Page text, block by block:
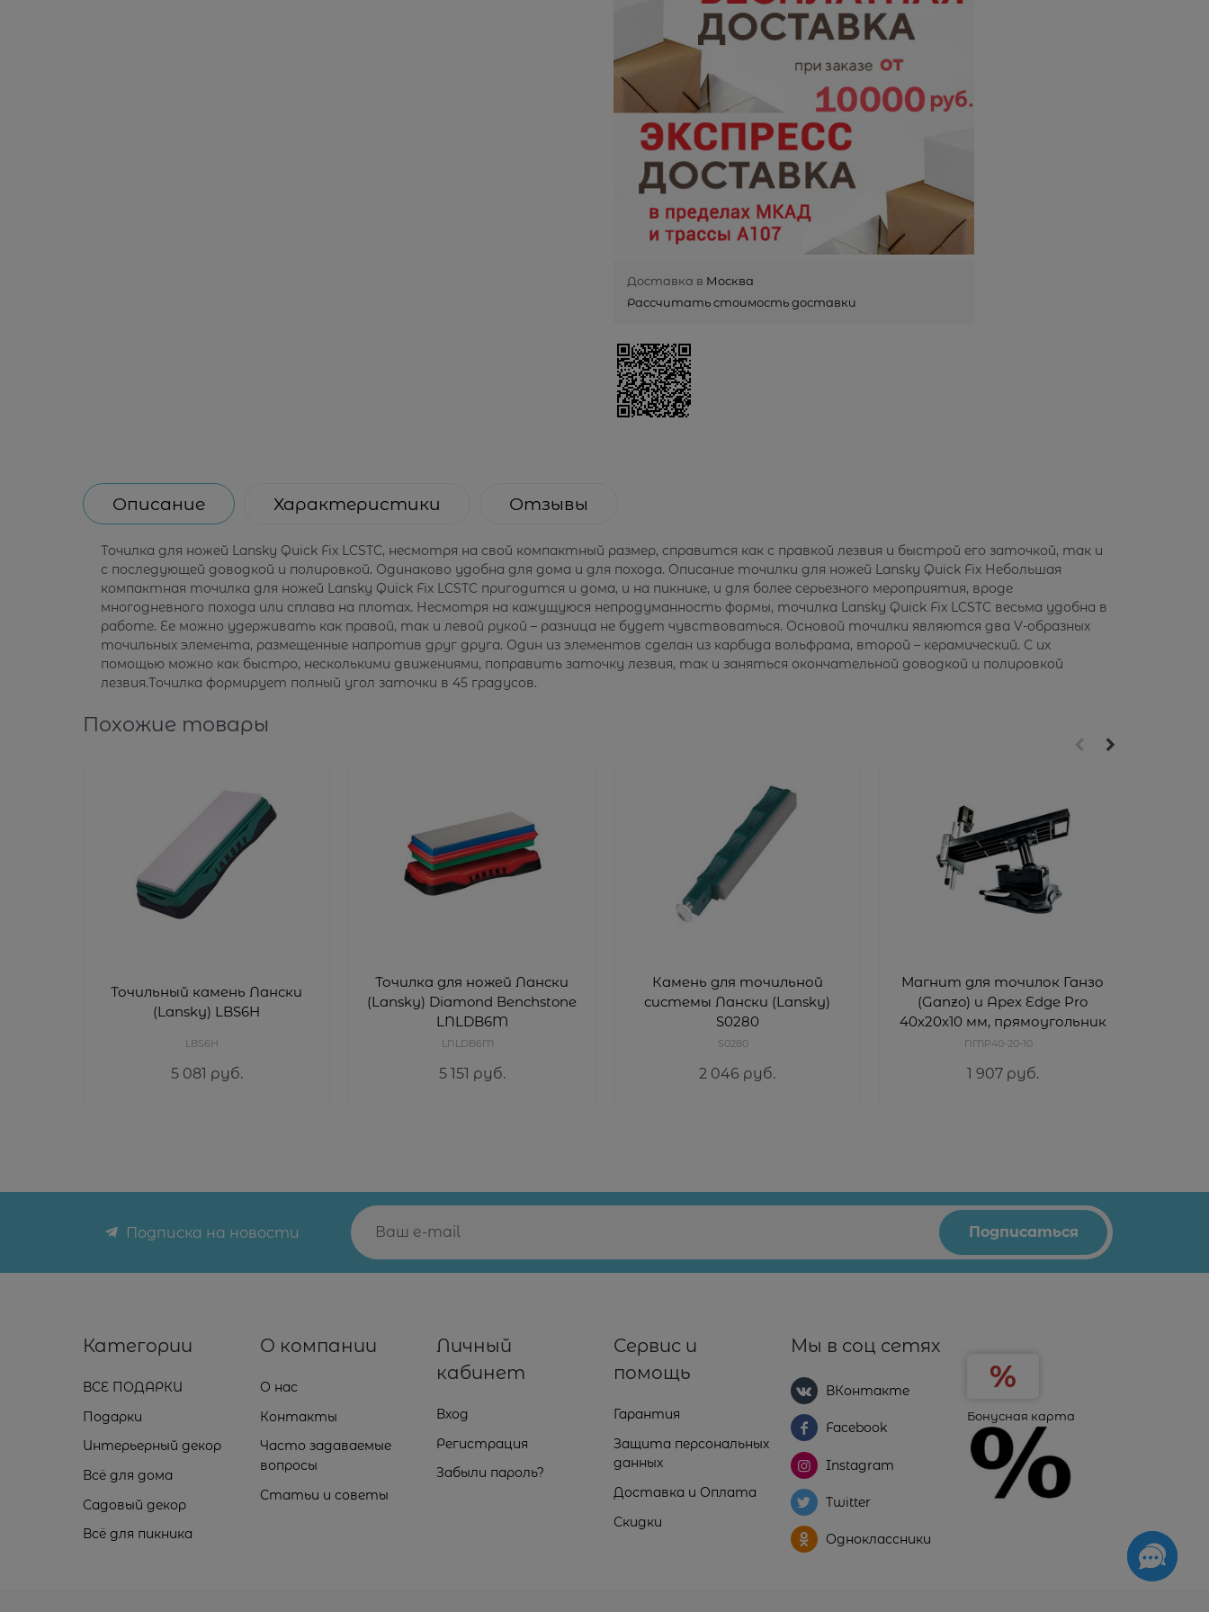
Доставка в Москва
Рассчитать стоимость доставки
Описание Характеристики Отзывы
Точилка для ножей Lansky Quick Fix LCSTC, несмотря на свой компактный размер, справится как с правкой лезвия и быстрой его заточкой, так и
с последующей доводкой и полировкой. Одинаково удобна для дома и для похода. Описание точилки для ножей Lansky Quick Fix Небольшая
компактная точилка для ножей Lansky Quick Fix LCSTC пригодится и дома, и на пикнике, и для более серьезного мероприятия, вроде
многодневного похода или сплава на плотах. Несмотря на кажущуюся непродуманность формы, точилка Lansky Quick Fix LCSTC весьма удобна в
работе. Ее можно удерживать как правой, так и левой рукой – разница не будет чувствоваться. Основой точилки являются два V-образных
точильных элемента, размещенные напротив друг друга. Один из элементов сделан из карбида вольфрама, второй – керамический. С их
помощью можно как быстро, несколькими движениями, поправить заточку лезвия, так и заняться окончательной доводкой и полировкой
лезвия.Точилка формирует полный угол заточки в 45 градусов.
Похожие товары
Точильный камень Лански
(Lansky) LBS6H
LBS6H
5 081 руб.
Точилка для ножей Лански
(Lansky) Diamond Benchstone
LNLDB6M
LNLDB6M
5 151 руб.
Камень для точильной
системы Лански (Lansky)
S0280
S0280
2 046 руб.
Магнит для точилок Ганзо
(Ganzo) и Apex Edge Pro
40х20х10 мм, прямоугольник
NMP40-20-10
1 907 руб.
Подписка на новости
Категории
ВСЕ ПОДАРКИ
Подарки
Интерьерный декор
Всё для дома
Садовый декор
Всё для пикника
О компании
О нас
Контакты
Часто задаваемые
вопросы
Статьи и советы
Личный
кабинет
Вход
Регистрация
Забыли пароль?
Сервис и
помощь
Гарантия
Защита персональных
данных
Доставка и Оплата
Скидки
Мы в соц сетях
ВКонтакте
Facebook
Instagram
Twitter
Одноклассники
Бонусная карта